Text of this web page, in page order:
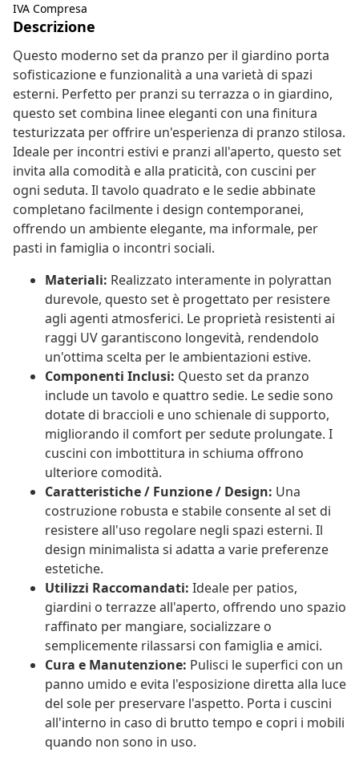
IVA Compresa
Descrizione
Questo moderno set da pranzo per il giardino porta
sofisticazione e funzionalità a una varietà di spazi
esterni. Perfetto per pranzi su terrazza o in giardino,
questo set combina linee eleganti con una finitura
testurizzata per offrire un'esperienza di pranzo stilosa.
Ideale per incontri estivi e pranzi all'aperto, questo set
invita alla comodità e alla praticità, con cuscini per
ogni seduta. Il tavolo quadrato e le sedie abbinate
completano facilmente i design contemporanei,
offrendo un ambiente elegante, ma informale, per
pasti in famiglia o incontri sociali.
Materiali: Realizzato interamente in polyrattan
durevole, questo set è progettato per resistere
agli agenti atmosferici. Le proprietà resistenti ai
raggi UV garantiscono longevità, rendendolo
un'ottima scelta per le ambientazioni estive.
Componenti Inclusi: Questo set da pranzo
include un tavolo e quattro sedie. Le sedie sono
dotate di braccioli e uno schienale di supporto,
migliorando il comfort per sedute prolungate. I
cuscini con imbottitura in schiuma offrono
ulteriore comodità.
Caratteristiche / Funzione / Design: Una
costruzione robusta e stabile consente al set di
resistere all'uso regolare negli spazi esterni. Il
design minimalista si adatta a varie preferenze
estetiche.
Utilizzi Raccomandati: Ideale per patios,
giardini o terrazze all'aperto, offrendo uno spazio
raffinato per mangiare, socializzare o
semplicemente rilassarsi con famiglia e amici.
Cura e Manutenzione: Pulisci le superfici con un
panno umido e evita l'esposizione diretta alla luce
del sole per preservare l'aspetto. Porta i cuscini
all'interno in caso di brutto tempo e copri i mobili
quando non sono in uso.